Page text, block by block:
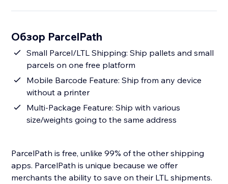
Обзор ParcelPath
Small Parcel/LTL Shipping: Ship pallets and small
parcels on one free platform
Mobile Barcode Feature: Ship from any device
without a printer
Multi-Package Feature: Ship with various
size/weights going to the same address
ParcelPath is free, unlike 99% of the other shipping
apps. ParcelPath is unique because we offer
merchants the ability to save on their LTL shipments.